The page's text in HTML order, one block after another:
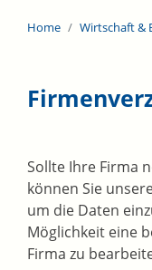
Home Wirtschaft &
Sollte Ihre Firma
können Sie
um die Daten
Möglichkeit eine
Firma zu